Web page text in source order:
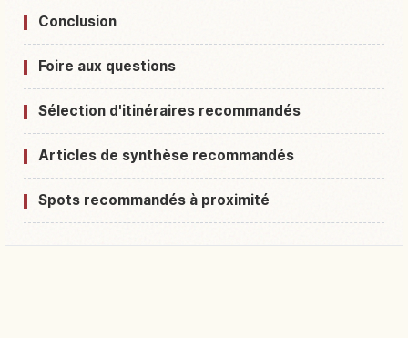
Conclusion
Foire aux questions
Sélection d'itinéraires recommandés
Articles de synthèse recommandés
Spots recommandés à proximité